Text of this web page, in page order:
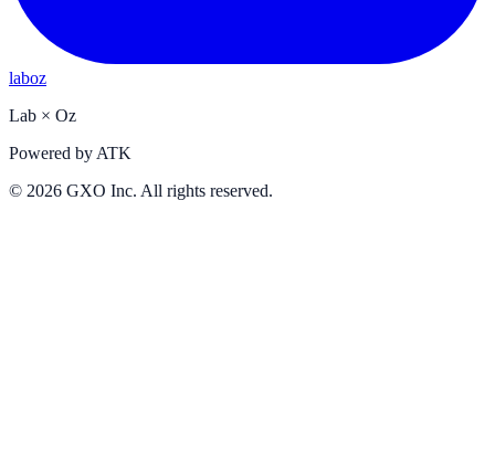
laboz
Lab × Oz
Powered by ATK
© 2026 GXO Inc. All rights reserved.